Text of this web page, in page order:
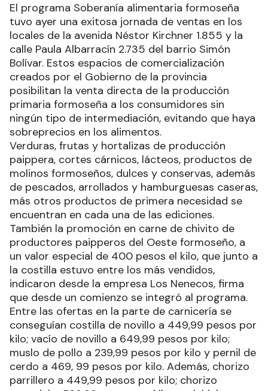
El programa Soberanía alimentaria formoseña
tuvo ayer una exitosa jornada de ventas en los
locales de la avenida Néstor Kirchner 1.855 y la
calle Paula Albarracín 2.735 del barrio Simón
Bolívar. Estos espacios de comercialización
creados por el Gobierno de la provincia
posibilitan la venta directa de la producción
primaria formoseña a los consumidores sin
ningún tipo de intermediación, evitando que haya
sobreprecios en los alimentos.
Verduras, frutas y hortalizas de producción
paippera, cortes cárnicos, lácteos, productos de
molinos formoseños, dulces y conservas, además
de pescados, arrollados y hamburguesas caseras,
más otros productos de primera necesidad se
encuentran en cada una de las ediciones.
También la promoción en carne de chivito de
productores paipperos del Oeste formoseño, a
un valor especial de 400 pesos el kilo, que junto a
la costilla estuvo entre los más vendidos,
indicaron desde la empresa Los Nenecos, firma
que desde un comienzo se integró al programa.
Entre las ofertas en la parte de carnicería se
conseguían costilla de novillo a 449,99 pesos por
kilo; vacío de novillo a 649,99 pesos por kilo;
muslo de pollo a 239,99 pesos por kilo y pernil de
cerdo a 469, 99 pesos por kilo. Además, chorizo
parrillero a 449,99 pesos por kilo; chorizo